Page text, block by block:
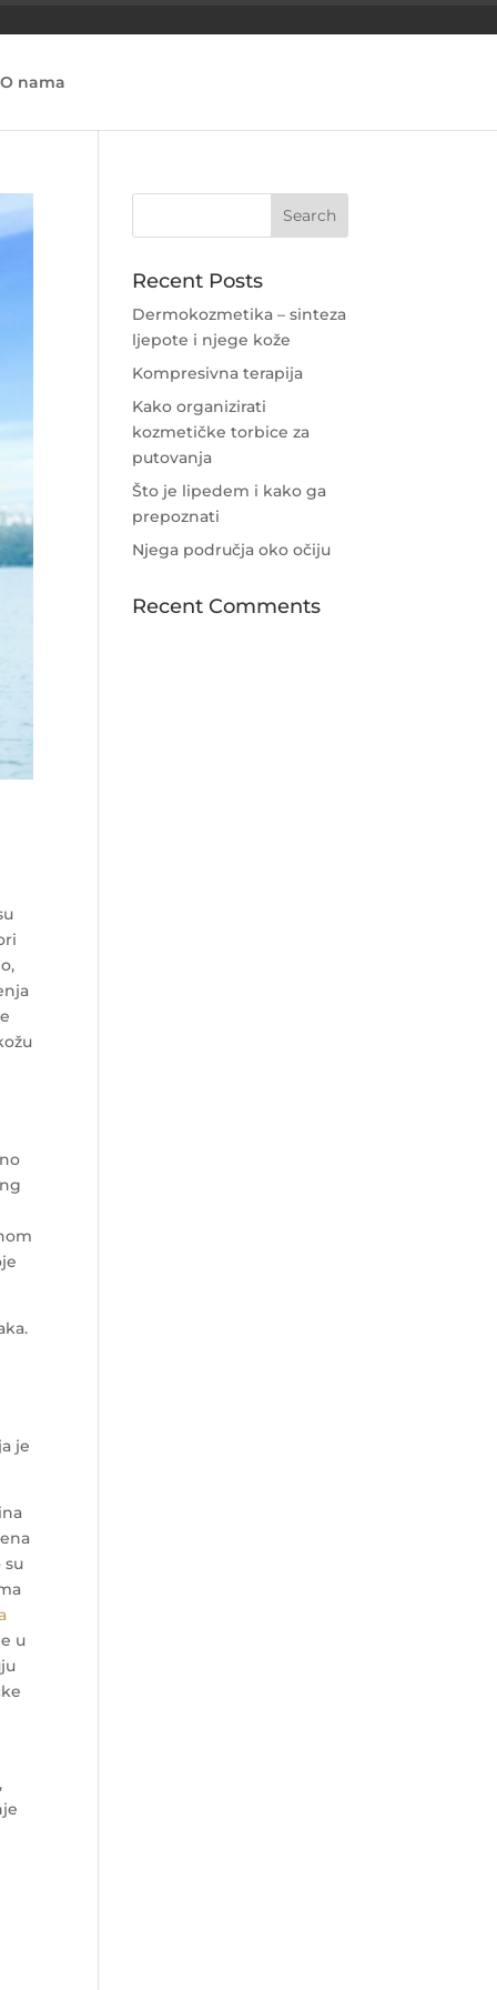
O nama
je
su
u
Recent Posts
Dermokozmetika – sinteza
ljepote i njege kože
Kompresivna terapija
Kako organizirati
kozmetičke torbice za
putovanja
Što je lipedem i kako ga
prepoznati
Njega područja oko očiju
Recent Comments